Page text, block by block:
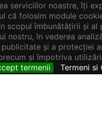
serviciilor noastre, îți
că folosim module
scopul îmbunătățirii și al
nostru, în vederea
și a protecției
și împotriva
termenii
Termeni si
CLADIRE DE BIROURI
ZONA LIBERTATII